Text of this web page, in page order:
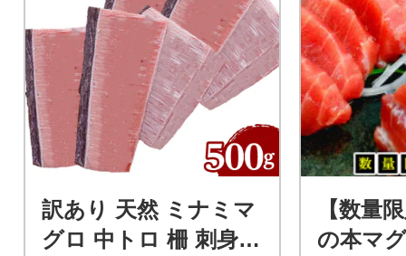
訳あり 天然 ミナミマ
グロ 中トロ 柵 刺身
【数量
の本マ